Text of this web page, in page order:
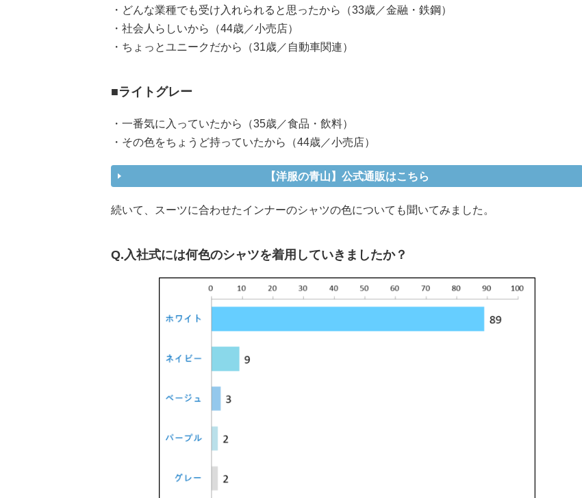
・どんな業種でも受け入れられると思ったから（33歳／金融・鉄鋼）
・社会人らしいから（44歳／小売店）
・ちょっとユニークだから（31歳／自動車関連）
■ライトグレー
・一番気に入っていたから（35歳／食品・飲料）
・その色をちょうど持っていたから（44歳／小売店）
【洋服の青山】公式通販はこちら
続いて、スーツに合わせたインナーのシャツの色についても聞いてみました。
Q.入社式には何色のシャツを着用していきましたか？